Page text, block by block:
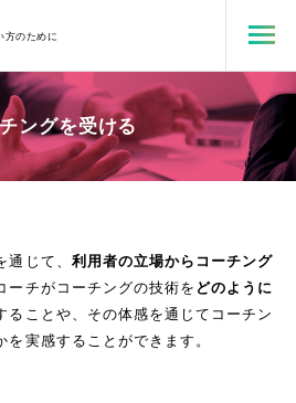
方のために
ングを受ける
じて、 利用者の立場からコーチング
ーチがコーチングの技術を どのように
ることや、その体感を通じてコーチン
を実感することができます。